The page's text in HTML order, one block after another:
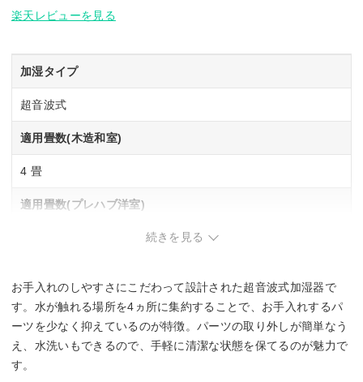
楽天レビューを見る
加湿タイプ
超音波式
適用畳数(木造和室)
4 畳
適用畳数(プレハブ洋室)
2 L
最小運転音
19 dB
続きを見る
お手入れのしやすさにこだわって設計された超音波式加湿器で
す。水が触れる場所を4ヵ所に集約することで、お手入れするパ
ーツを少なく抑えているのが特徴。パーツの取り外しが簡単なう
え、水洗いもできるので、手軽に清潔な状態を保てるのが魅力で
す。